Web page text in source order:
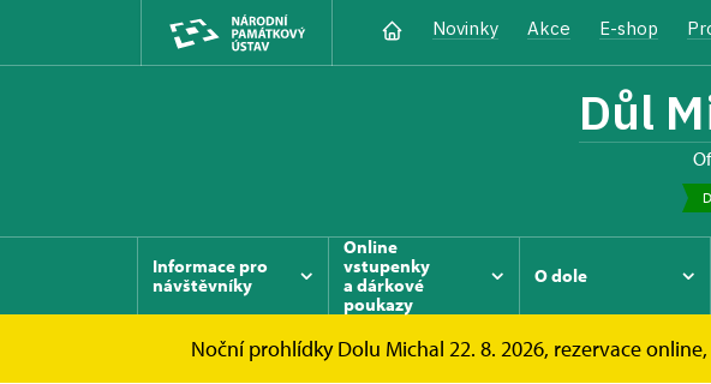
Novinky Akce E-shop
Důl
Informace pro
návštěvníky
Online
vstupenky
a dárkové
poukazy
O dole
Noční prohlídky Dolu Michal 22. 8. 2026, rezervace
Důl Michal Online vstupenky a dárkové poukazy Online